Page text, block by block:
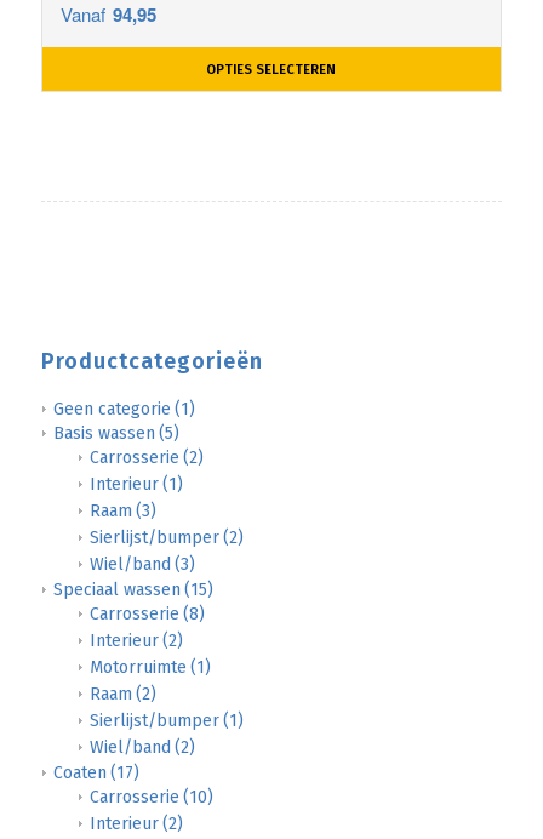
Vanaf 94,95
OPTIES SELECTEREN
Productcategorieën
Geen categorie (1)
Basis wassen (5)
Carrosserie (2)
Interieur (1)
Raam (3)
Sierlijst/bumper (2)
Wiel/band (3)
Speciaal wassen (15)
Carrosserie (8)
Interieur (2)
Motorruimte (1)
Raam (2)
Sierlijst/bumper (1)
Wiel/band (2)
Coaten (17)
Carrosserie (10)
Interieur (2)